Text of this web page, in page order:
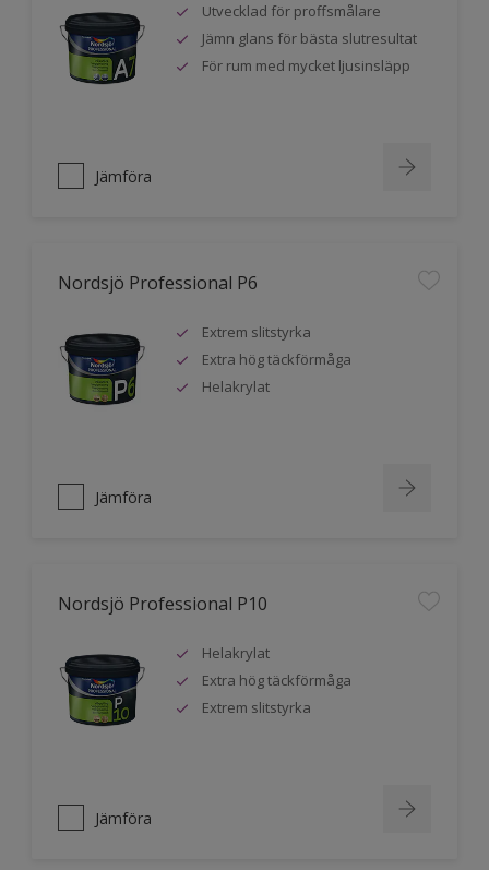
Utvecklad för proffsmålare
Jämn glans för bästa slutresultat
För rum med mycket ljusinsläpp
Jämföra
Nordsjö Professional P6
Extrem slitstyrka
Extra hög täckförmåga
Helakrylat
Jämföra
Nordsjö Professional P10
Helakrylat
Extra hög täckförmåga
Extrem slitstyrka
Jämföra